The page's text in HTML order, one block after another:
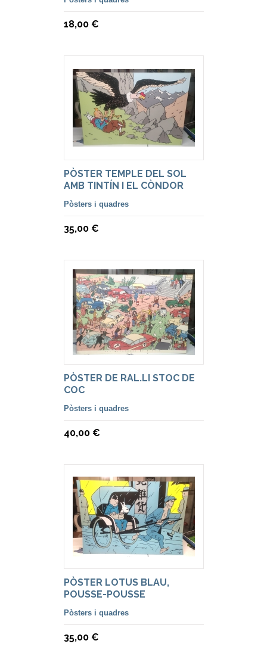
18,00 €
PÒSTER TEMPLE DEL SOL
AMB TINTÍN I EL CÒNDOR
Pòsters i quadres
35,00 €
PÒSTER DE RAL.LI STOC DE
COC
Pòsters i quadres
40,00 €
PÒSTER LOTUS BLAU,
POUSSE-POUSSE
Pòsters i quadres
35,00 €